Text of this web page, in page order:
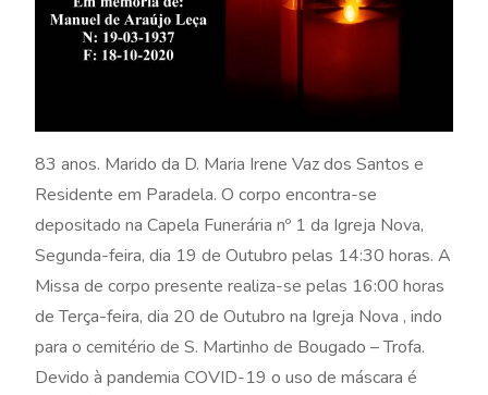
83 anos. Marido da D. Maria Irene Vaz dos Santos e
Residente em Paradela. O corpo encontra-se
depositado na Capela Funerária nº 1 da Igreja Nova,
Segunda-feira, dia 19 de Outubro pelas 14:30 horas. A
Missa de corpo presente realiza-se pelas 16:00 horas
de Terça-feira, dia 20 de Outubro na Igreja Nova , indo
para o cemitério de S. Martinho de Bougado – Trofa.
Devido à pandemia COVID-19 o uso de máscara é